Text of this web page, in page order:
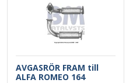
AVGASRÖR FRAM till
ALFA ROMEO 164